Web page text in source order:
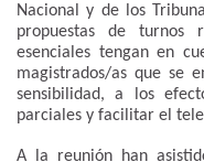
Nacional y de los
propuestas de turnos
esenciales tengan en
magistrados/as que se
sensibilidad, a los
parciales y facilitar el
A la reunión han